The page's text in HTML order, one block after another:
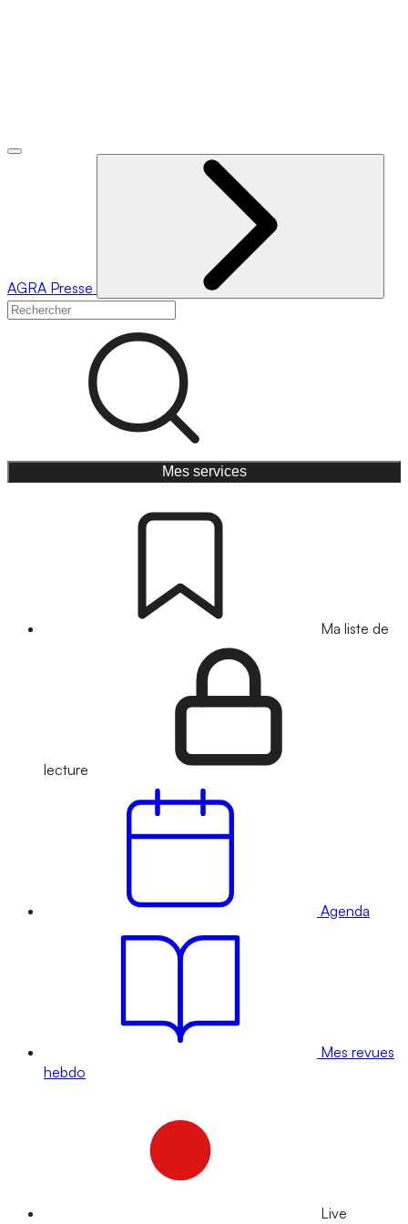
AGRA Presse
Mes services
Ma liste de
lecture
Agenda
Mes revues
hebdo
Live